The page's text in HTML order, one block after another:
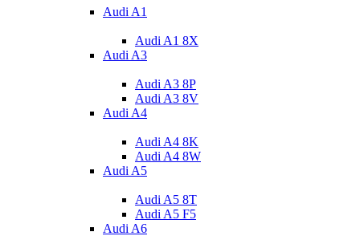
Audi A1
Audi A1 8X
Audi A3
Audi A3 8P
Audi A3 8V
Audi A4
Audi A4 8K
Audi A4 8W
Audi A5
Audi A5 8T
Audi A5 F5
Audi A6